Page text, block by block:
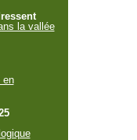
la vallée
en